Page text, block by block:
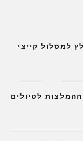
למסלול קייצי
לטיולים